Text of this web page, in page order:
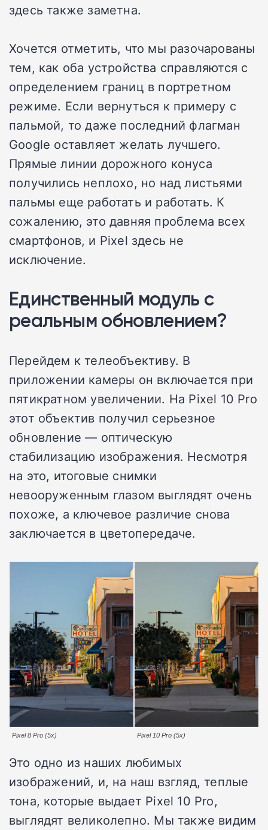
здесь также заметна.
Хочется отметить, что мы разочарованы
тем, как оба устройства справляются с
определением границ в портретном
режиме. Если вернуться к примеру с
пальмой, то даже последний флагман
Google оставляет желать лучшего.
Прямые линии дорожного конуса
получились неплохо, но над листьями
пальмы еще работать и работать. К
сожалению, это давняя проблема всех
смартфонов, и Pixel здесь не
исключение.
Единственный модуль с
реальным обновлением?
Перейдем к телеобъективу. В
приложении камеры он включается при
пятикратном увеличении. На Pixel 10 Pro
этот объектив получил серьезное
обновление — оптическую
стабилизацию изображения. Несмотря
на это, итоговые снимки
невооруженным глазом выглядят очень
похоже, а ключевое различие снова
заключается в цветопередаче.
Pixel 8 Pro (5x) Pixel 10 Pro (5x)
Это одно из наших любимых
изображений, и, на наш взгляд, теплые
тона, которые выдает Pixel 10 Pro,
выглядят великолепно. Мы также видим